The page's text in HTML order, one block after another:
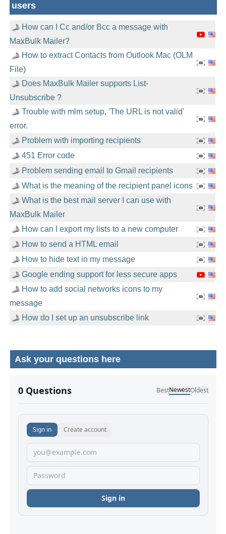
users
How can I Cc and/or Bcc a message with
MaxBulk Mailer?
How to extract Contacts from Outlook Mac (OLM
File)
Does MaxBulk Mailer supports List-
Unsubscribe ?
Trouble with mlm setup, 'The URL is not valid'
error.
Problem with importing recipients
451 Error code
Problem sending email to Gmail recipients
What is the meaning of the recipient panel icons
What is the best mail server I can use with
MaxBulk Mailer
How can I export my lists to a new computer
How to send a HTML email
How to hide text in my message
Google ending support for less secure apps
How to add social networks icons to my
message
How do I set up an unsubscribe link
Ask your questions here
No comments yet.